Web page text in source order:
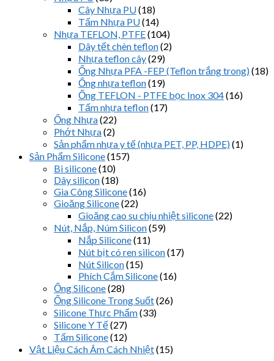
Cây Nhựa PU(18)
Tấm Nhựa PU(14)
Nhựa TEFLON, PTFE(104)
Dây tết chèn teflon(2)
Nhựa teflon cây(29)
Ống Nhựa PFA -FEP (Teflon trắng trong)(18)
Ống nhựa teflon(19)
Ống TEFLON - PTFE bọc Inox 304(16)
Tấm nhựa teflon(17)
Ống Nhựa(22)
Phớt Nhựa(2)
Sản phẩm nhựa y tế (nhựa PET, PP, HDPE)(1)
Sản Phẩm Silicone(157)
Bi silicone(10)
Dây silicon(18)
Gia Công Silicone(16)
Gioăng Silicone(22)
Gioăng cao su chịu nhiệt silicone(22)
Nút, Nắp, Núm Silicon(59)
Nắp Silicone(11)
Nút bịt có ren silicon(17)
Nút Silicon(15)
Phích Cắm Silicone(16)
Ống Silicone(28)
Ống Silicone Trong Suốt(26)
Silicone Thực Phẩm(33)
Silicone Y Tế(27)
Tấm Silicone(12)
Vật Liệu Cách Âm Cách Nhiệt(15)